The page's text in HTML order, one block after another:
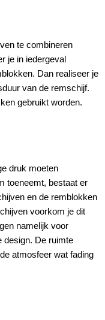
te combineren
je in iedergeval
Dan realiseer je
van de remschijf.
gebruikt worden.
druk moeten
toeneemt, bestaat er
en de remblokken
voorkom je dit
namelijk voor
design. De ruimte
atmosfeer wat fading